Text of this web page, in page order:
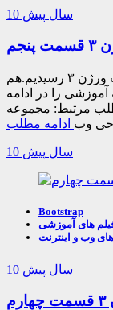
10 سال پیش
به قسمت پنجم مجموعه آموزشی بوت استرپ ورژن ۳ رسیدیم.هم
را در ادامه
مرتبط: مجموعه
وب ادامه مطلب
10 سال پیش
Bootstrap
های آموزشی
وب و اینترنت
10 سال پیش